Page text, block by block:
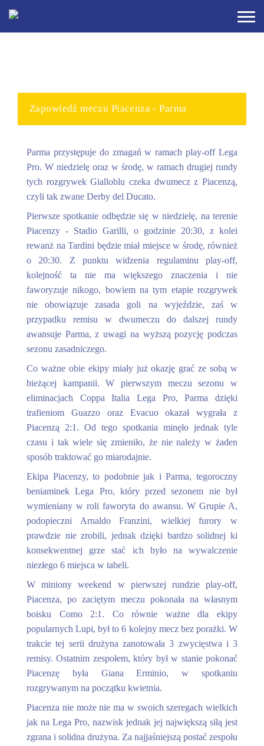
Zapowiedź meczu Piacenza - Parma
Parma przystępuje do zmagań w ramach play-off Lega
Pro. W niedzielę oraz w środę, w ramach drugiej rundy
tych rozgrywek Gialloblu czeka dwumecz z Piacenzą,
czyli tak zwane Derby del Ducato.
Pierwsze spotkanie odbędzie się w niedzielę, na terenie
Piacenzy - Stadio Garilli, o godzinie 20:30, z kolei
rewanż na Tardini będzie miał miejsce w środę, również
o 20:30. Z punktu widzenia regulaminu play-off,
kolejność ta nie ma większego znaczenia i nie
faworyzuje nikogo, bowiem na tym etapie rozgrywek
nie obowiązuje zasada goli na wyjeździe, zaś w
przypadku remisu w dwumeczu do dalszej rundy
awansuje Parma, z uwagi na wyższą pozycję podczas
sezonu zasadniczego.
Co ważne obie ekipy miały już okazję grać ze sobą w
bieżącej kampanii. W pierwszym meczu sezonu w
eliminacjach Coppa Italia Lega Pro, Parma dzięki
trafieniom Guazzo oraz Evacuo okazał wygrała z
Piacenzą 2:1. Od tego spotkania minęło jednak tyle
czasu i tak wiele się zmieniło, że nie należy w żaden
sposób traktować go miarodajnie.
Ekipa Piacenzy, to podobnie jak i Parma, tegoroczny
beniaminek Lega Pro, który przed sezonem nie był
wymieniany w roli faworyta do awansu. W Grupie A,
podopieczni Arnaldo Franzini, wielkiej furory w
prawdzie nie zrobili, jednak dzięki bardzo solidnej ki
konsekwentnej grze stać ich było na wywalczenie
niezłego 6 miejsca w tabeli.
W miniony weekend w pierwszej rundzie play-off,
Piacenza, po zaciętym meczu pokonała na własnym
boisku Como 2:1. Co równie ważne dla ekipy
popularnych Lupi, był to 6 kolejny mecz bez porażki. W
trakcie tej serii drużyna zanotowała 3 zwycięstwa i 3
remisy. Ostatnim zespołem, który był w stanie pokonać
Piacenzę była Giana Erminio, w spotkaniu
rozgrywanym na początku kwietnia.
Piacenza nie może nie ma w swoich szeregach wielkich
jak na Lega Pro, nazwisk jednak jej największą siłą jest
zgrana i solidna drużyna. Za najjaśniejszą postać zespołu